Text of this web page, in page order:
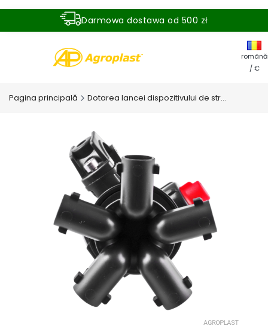
Darmowa dostawa od 500 zł
română
/ €
Pagina principală Dotarea lancei dispozitivului de stropire